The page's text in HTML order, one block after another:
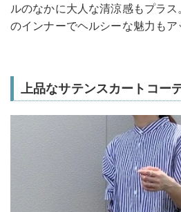
ルのなかに大人な清涼感もプラ
のインナーでヘルシーな魅力もア
上品なサテンスカートコー